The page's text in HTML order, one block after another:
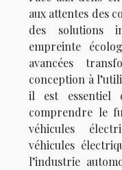
aux attentes des
des solutions
empreinte
avancées
conception à
il est essentiel
comprendre le
véhicules
véhicules
l’industrie